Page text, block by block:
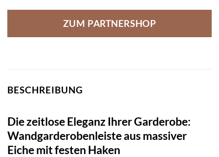
ZUM PARTNERSHOP
BESCHREIBUNG
Die zeitlose Eleganz Ihrer Garderobe:
Wandgarderobenleiste aus massiver
Eiche mit festen Haken